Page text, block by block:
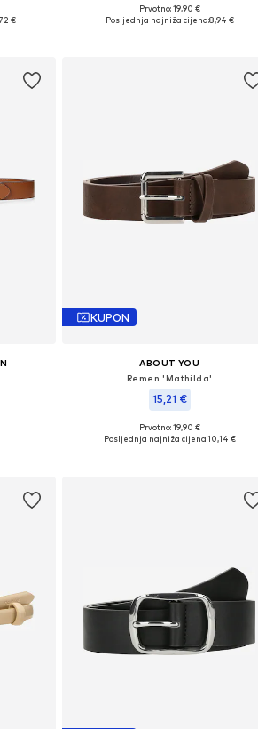
€
Dostupne veličine: 80, 85, 90, 95
Prvotno: 19,90 €
Posljednja najniža cijena:8,94 €
KUPON
ABOUT YOU
Remen 'Mathilda'
15,21 €
Dostupne veličine: 80, 85, 90, 95
Prvotno: 19,90 €
Posljednja najniža cijena:10,14 €